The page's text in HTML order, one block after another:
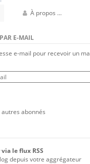
À propos ...
E-MAIL
e-mail pour recevoir un
autres abonnés
le flux RSS
depuis votre aggrégateur